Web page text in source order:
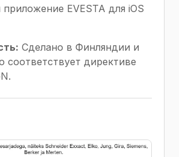
EVESTA для iOS
Сделано в Финляндии и
соответствует директиве